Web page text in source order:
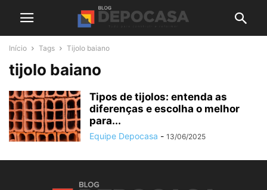
Início Tags Tijolo baiano
tijolo baiano
Tipos de tijolos: entenda as
diferenças e escolha o melhor
para...
Equipe Depocasa - 13/06/2025